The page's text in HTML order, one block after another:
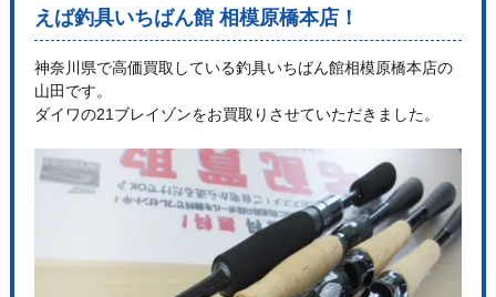
えば釣具いちばん館 相模原橋本店！
神奈川県で高価買取している釣具いちばん館相模原橋本店の
山田です。
ダイワの21ブレイゾンをお買取りさせていただきました。